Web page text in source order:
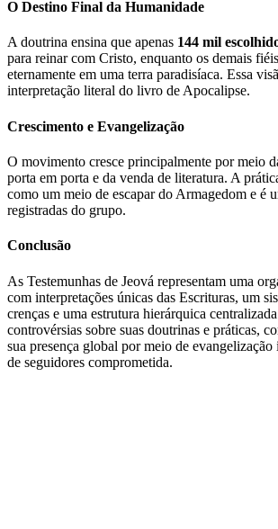
O Destino Final da Humanidade
A doutrina ensina que apenas 144 mil
para reinar com Cristo, enquanto os demais
eternamente em uma terra paradisíaca. Essa
interpretação literal do livro de Apocalipse.
Crescimento e Evangelização
O movimento cresce principalmente por meio
porta em porta e da venda de literatura. A
como um meio de escapar do Armagedom e é
registradas do grupo.
Conclusão
As Testemunhas de Jeová representam uma
com interpretações únicas das Escrituras, um
crenças e uma estrutura hierárquica
controvérsias sobre suas doutrinas e práticas,
sua presença global por meio de evangelização
de seguidores comprometida.